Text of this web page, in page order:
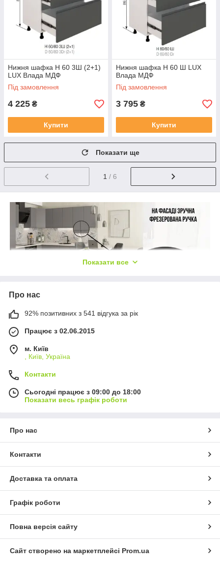
Нижня шафка Н 60 3Ш (2+1)
LUX Влада МДФ
Під замовлення
4 225 ₴
Купити
Нижня шафка Н 60 Ш LUX
Влада МДФ
Під замовлення
3 795 ₴
Купити
Показати ще
1 / 6
Показати все
Про нас
92% позитивних з 541 відгука за рік
Працює з 02.06.2015
м. Київ
, Київ, Україна
Контакти
Сьогодні працює з 09:00 до 18:00
Показати весь графік роботи
Про нас
Контакти
Доставка та оплата
Графік роботи
Повна версія сайту
Сайт створено на маркетплейсі Prom.ua